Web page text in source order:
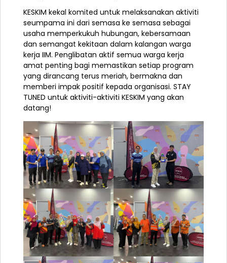
KESKIM kekal komited untuk melaksanakan aktiviti
seumpama ini dari semasa ke semasa sebagai
usaha memperkukuh hubungan, kebersamaan
dan semangat kekitaan dalam kalangan warga
kerja IIM. Penglibatan aktif semua warga kerja
amat penting bagi memastikan setiap program
yang dirancang terus meriah, bermakna dan
memberi impak positif kepada organisasi. STAY
TUNED untuk aktiviti-aktiviti KESKIM yang akan
datang!